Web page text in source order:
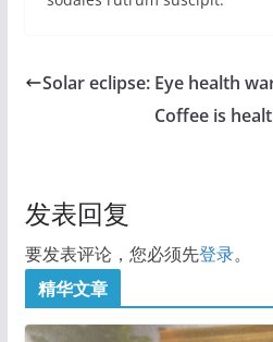
Solar eclipse: Eye health
Coffee is
发表回复
要发表评论，您必须先登录。
精华文章